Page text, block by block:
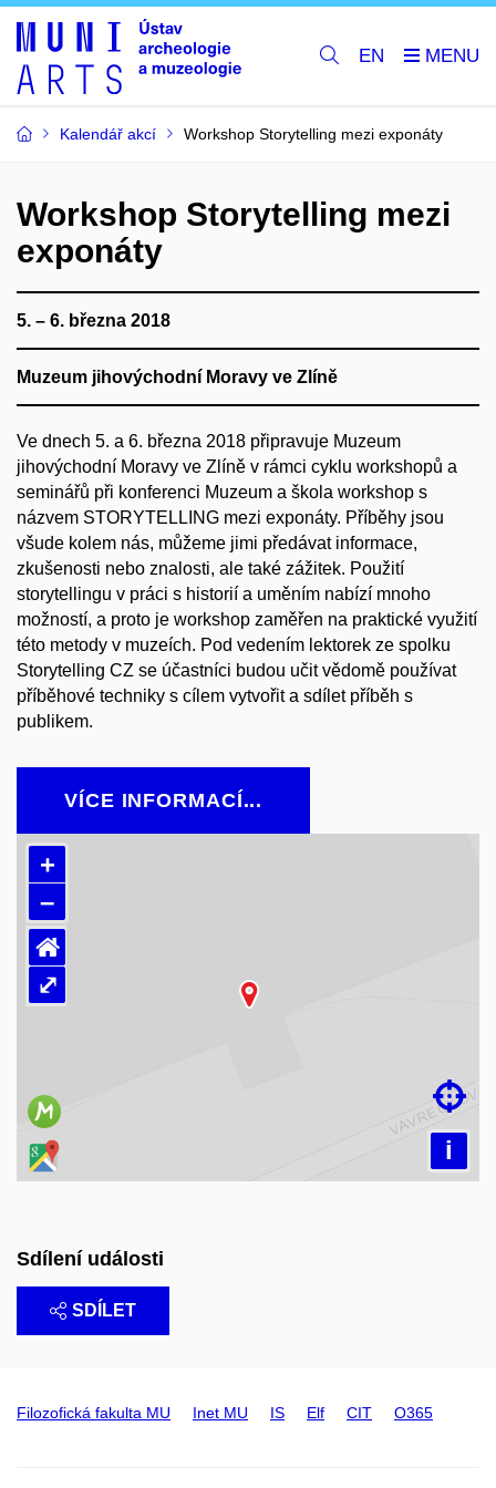
EN
Kalendář akcí Workshop Storytelling mezi exponáty
Workshop Storytelling mezi
exponáty
5. – 6. března 2018
Muzeum jihovýchodní Moravy ve Zlíně
Ve dnech 5. a 6. března 2018 připravuje Muzeum
jihovýchodní Moravy ve Zlíně v rámci cyklu workshopů a
seminářů při konferenci Muzeum a škola workshop s
názvem STORYTELLING mezi exponáty. Příběhy jsou
všude kolem nás, můžeme jimi předávat informace,
zkušenosti nebo znalosti, ale také zážitek. Použití
storytellingu v práci s historií a uměním nabízí mnoho
možností, a proto je workshop zaměřen na praktické využití
této metody v muzeích. Pod vedením lektorek ze spolku
Storytelling CZ se účastníci budou učit vědomě používat
příběhové techniky s cílem vytvořit a sdílet příběh s
publikem.
VÍCE INFORMACÍ...
+
–
i

⌂
⤢
Sdílení události
SDÍLET
Filozofická fakulta MU Inet MU IS Elf CIT O365